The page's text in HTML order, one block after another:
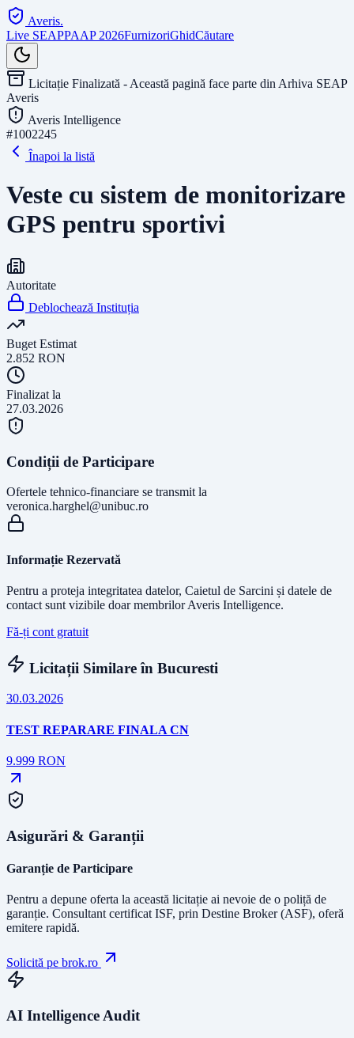
Averis.
Live SEAPPAAP 2026FurnizoriGhidCăutare
Licitație Finalizată - Această pagină face parte din Arhiva SEAP
Averis
Averis Intelligence
#1002245
Înapoi la listă
Veste cu sistem de monitorizare
GPS pentru sportivi
Autoritate
Deblochează Instituția
Buget Estimat
2.852 RON
Finalizat la
27.03.2026
Condiții de Participare
Ofertele tehnico-financiare se transmit la
veronica.harghel@unibuc.ro
Informație Rezervată
Pentru a proteja integritatea datelor, Caietul de Sarcini și datele de
contact sunt vizibile doar membrilor Averis Intelligence.
Fă-ți cont gratuit
Licitații Similare în Bucuresti
30.03.2026
TEST REPARARE FINALA CN
9.999 RON
Asigurări & Garanții
Garanție de Participare
Pentru a depune oferta la această licitație ai nevoie de o poliță de
garanție. Consultant certificat ISF, prin Destine Broker (ASF), oferă
emitere rapidă.
Solicită pe brok.ro
AI Intelligence Audit